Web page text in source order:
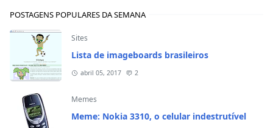
POSTAGENS POPULARES DA SEMANA
Sites
Lista de imageboards brasileiros
abril 05, 2017 2
Memes
Meme: Nokia 3310, o celular indestrutível